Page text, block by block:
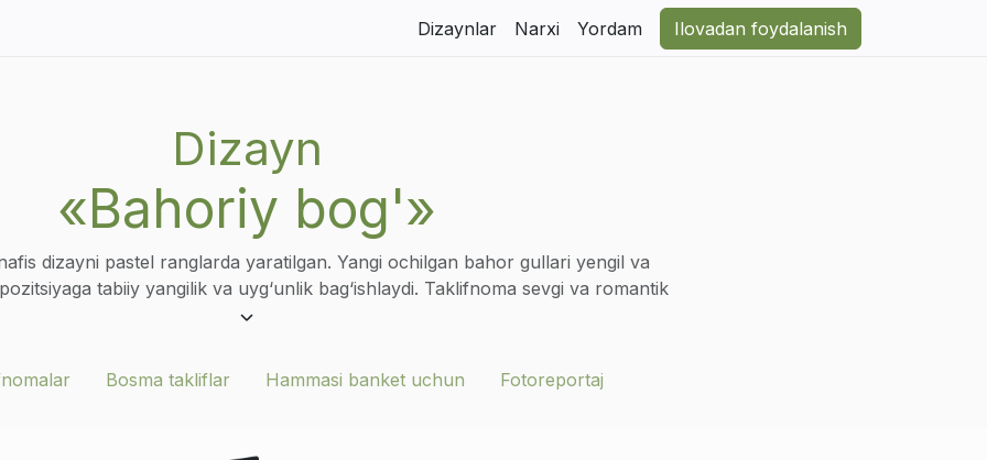
Dizaynlar Narxi Yordam Ilovadan foydalanish
Dizayn
«Bahoriy bog'»
dizayni pastel ranglarda yaratilgan. Yangi ochilgan bahor gullari yengil va
tabiiy yangilik va uyg‘unlik bag‘ishlaydi. Taklifnoma sevgi va romantik
tarzda namoyon etadi va nafis tadbir uchun mos keladi. Tabiiy go‘zallikni
ideal tanlovdir.
Bosma takliflar Hammasi banket uchun Fotoreportaj